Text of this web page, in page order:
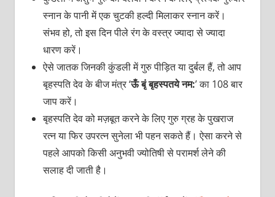
स्नान के पानी में एक चुटकी हल्दी मिलाकर स्नान करें।
संभव हो, तो इस दिन पीले रंग के वस्त्र ज्यादा से ज्यादा
धारण करें।
ऐसे जातक जिनकी कुंडली में गुरु पीड़ित या दुर्बल हैं, तो आप
बृहस्पति देव के बीज मंत्र ‘ऊँ बृं बृहस्पतये नम:’ का 108 बार
जाप करें।
बृहस्पति देव को मज़बूत करने के लिए गुरु ग्रह के पुखराज
रत्न या फिर उपरत्न सुनेला भी पहन सकते हैं। ऐसा करने से
पहले आपको किसी अनुभवी ज्योतिषी से परामर्श लेने की
सलाह दी जाती है।